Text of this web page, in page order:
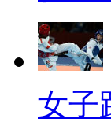
女子